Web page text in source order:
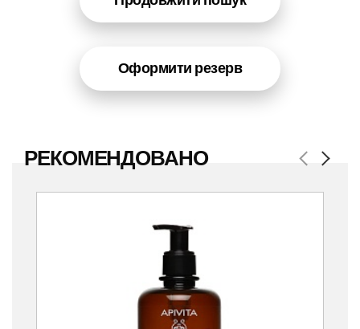
Оформити резерв
РЕКОМЕНДОВАНО Previous
Next